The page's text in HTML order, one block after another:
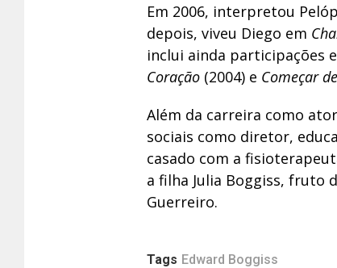
Em 2006, interpretou
depois, viveu Diego em
inclui ainda participações
Coração (2004) e Começar
Além da carreira como
sociais como diretor,
casado com a
a filha Julia Boggiss, fruto
Guerreiro.
Tags Edward Boggiss